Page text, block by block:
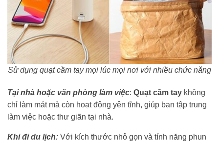
Sử dụng quạt cầm tay mọi lúc mọi nơi với nhiều chức năng
Tại nhà hoặc văn phòng làm việc: Quạt cầm tay không
chỉ làm mát mà còn hoạt động yên tĩnh, giúp bạn tập trung
làm việc hoặc thư giãn tại nhà.
Khi đi du lịch: Với kích thước nhỏ gọn và tính năng phun